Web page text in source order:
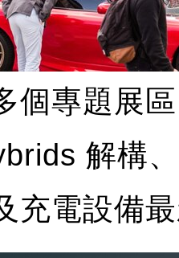
個專題展
解構
充電設備